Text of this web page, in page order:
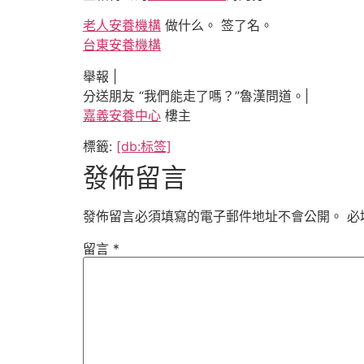
老人安養機構 做什么。 签了名。
台東安養機構
舉報 |
分送朋友 “我們能走了嗎？”魯漢問道。|
嘉義安養中心 樓主
標籤: [db:标签]
發佈留言
發佈留言必須填寫的電子郵件地址不會公開。 必
留言 *